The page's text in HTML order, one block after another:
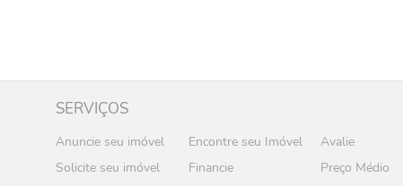
SERVIÇOS
Anuncie seu imóvel Encontre seu Imóvel
Avalie
Solicite seu imóvel
Financie
Preço Médio